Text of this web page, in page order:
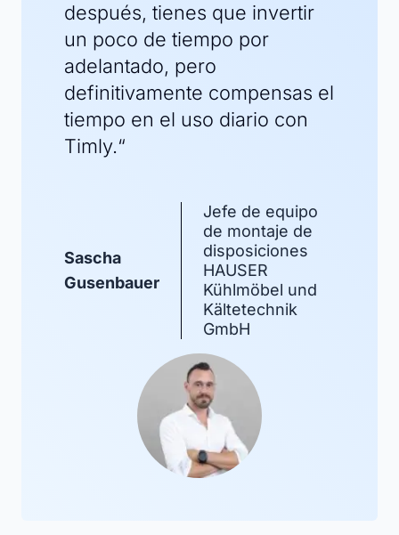
después, tienes que invertir
un poco de tiempo por
adelantado, pero
definitivamente compensas el
tiempo en el uso diario con
Timly.“
Sascha
Gusenbauer
Jefe de equipo
de montaje de
disposiciones
HAUSER
Kühlmöbel und
Kältetechnik
GmbH